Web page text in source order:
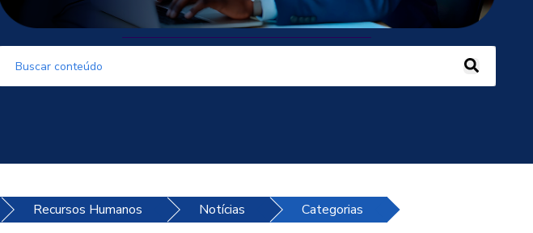
Recursos Humanos Notícias Categorias